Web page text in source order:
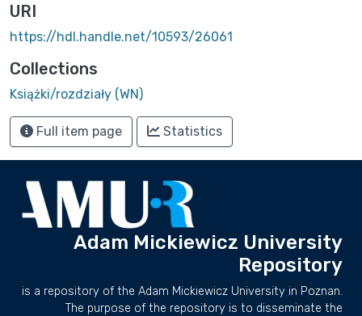
URI
https://hdl.handle.net/10593/26061
Collections
Książki/rozdziały (WN)
Full item page Statistics
Adam Mickiewicz University
Repository
is a repository of the Adam Mickiewicz University in Poznan.
The purpose of the repository is to disseminate the